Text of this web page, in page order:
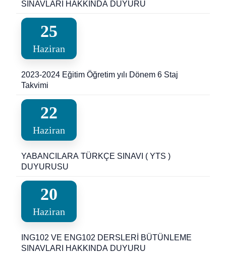
SINAVLARI HAKKINDA DUYURU
25
Haziran
2023-2024 Eğitim Öğretim yılı Dönem 6 Staj
Takvimi
22
Haziran
YABANCILARA TÜRKÇE SINAVI ( YTS )
DUYURUSU
20
Haziran
ING102 VE ENG102 DERSLERİ BÜTÜNLEME
SINAVLARI HAKKINDA DUYURU